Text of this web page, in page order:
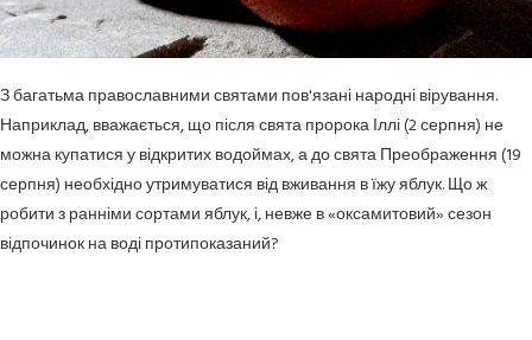
З багатьма православними святами пов'язані народні вірування.
Наприклад, вважається, що після свята пророка Іллі (2 серпня) не
можна купатися у відкритих водоймах, а до свята Преображення (19
серпня) необхідно утримуватися від вживання в їжу яблук. Що ж
робити з ранніми сортами яблук, і, невже в «оксамитовий» сезон
відпочинок на воді протипоказаний?